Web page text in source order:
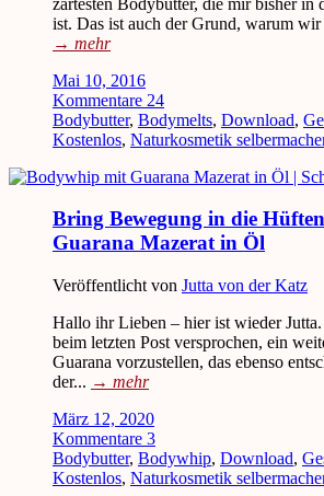
ist. Das ist auch der Grund, warum
→ mehr
Mai 10, 2016
Kommentare 24
Bodybutter, Bodymelts, Download,
Kostenlos, Naturkosmetik
Bring Bewegung in die
Guarana Mazerat in Öl
Veröffentlicht von Jutta von der Katz
Hallo ihr Lieben – hier ist wieder
beim letzten Post versprochen, ein
Guarana vorzustellen, das ebenso
der... → mehr
März 12, 2020
Kommentare 3
Bodybutter, Bodywhip, Download,
Kostenlos, Naturkosmetik